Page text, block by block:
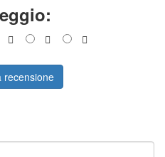
recensione